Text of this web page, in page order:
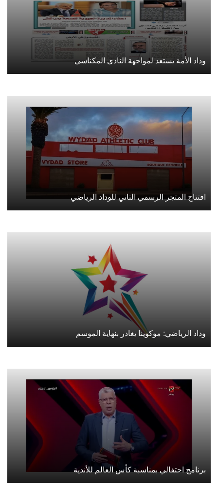
وداد الأمة يستعد لمواجهة النادي المكناسي
افتتاح المتجر الرسمي الثاني للوداد الرياضي
وداد الرياضي: موكوينا يغادر بنهاية الموسم
برنامج احتفالي بمناسبة كأس العالم للأندية